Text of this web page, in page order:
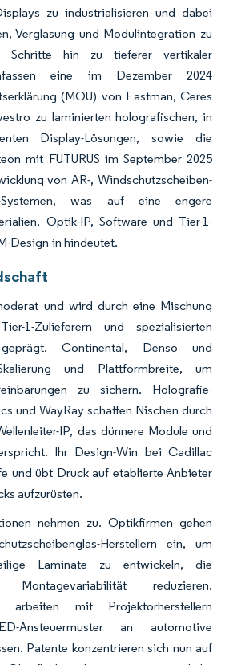
zu industrialisieren und dabei
Verglasung und Modulintegration zu
Schritte hin zu tieferer vertikaler
eine im Dezember 2024
(MOU) von Eastman, Ceres
zu laminierten holografischen, in
Display-Lösungen, sowie die
mit FUTURUS im September 2025
von AR-, Windschutzscheiben-
Systemen, was auf eine engere
Optik-IP, Software und Tier-1-
Design-in hindeutet.
und wird durch eine Mischung
1-Zulieferern und spezialisierten
geprägt. Continental, Denso und
und Plattformbreite, um
zu sichern. Holografie-
und WayRay schaffen Nischen durch
IP, das dünnere Module und
Ihr Design-Win bei Cadillac
und übt Druck auf etablierte Anbieter
aufzurüsten.
nehmen zu. Optikfirmen gehen
Herstellern ein, um
Laminate zu entwickeln, die
reduzieren.
arbeiten mit Projektorherstellern
Ansteuermuster an automotive
Patente konzentrieren sich nun auf